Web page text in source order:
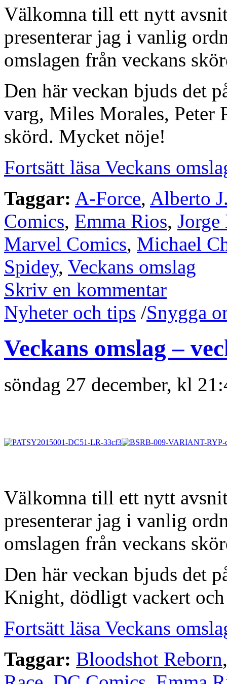
Välkomna till ett nytt
presenterar jag i vanlig
omslagen från veckans
Den här veckan bjuds det
varg, Miles Morales, Peter
skörd. Mycket nöje!
Fortsätt läsa Veckans
Taggar: A-Force, Alberto
Comics, Emma Rios,
Marvel Comics, Michael
Spidey, Veckans omslag
Skriv en kommentar
Nyheter och tips /Snygga
Veckans omslag –
söndag 27 december, kl
Välkomna till ett nytt
presenterar jag i vanlig
omslagen från veckans
Den här veckan bjuds det
Knight, dödligt vackert
Fortsätt läsa Veckans
Taggar: Bloodshot Reborn